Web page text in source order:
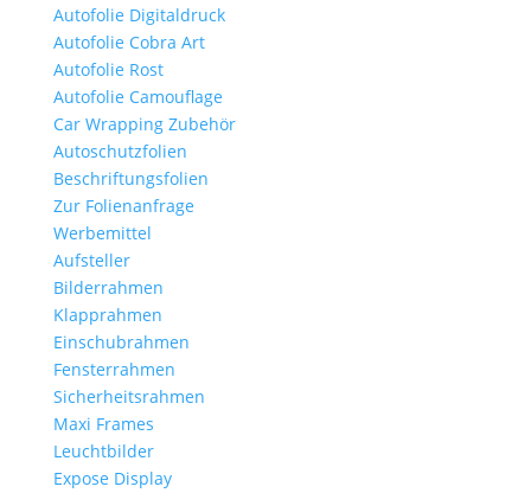
Autofolie Digitaldruck
Autofolie Cobra Art
Autofolie Rost
Autofolie Camouflage
Car Wrapping Zubehör
Autoschutzfolien
Beschriftungsfolien
Zur Folienanfrage
Werbemittel
Aufsteller
Bilderrahmen
Klapprahmen
Einschubrahmen
Fensterrahmen
Sicherheitsrahmen
Maxi Frames
Leuchtbilder
Expose Display